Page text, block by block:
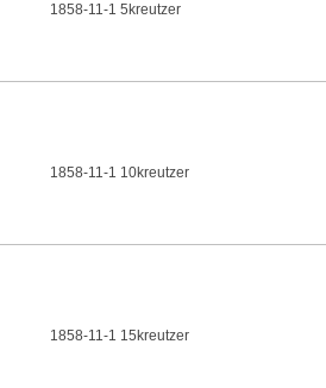
1858-11-1 5kreutzer
1858-11-1 10kreutzer
1858-11-1 15kreutzer